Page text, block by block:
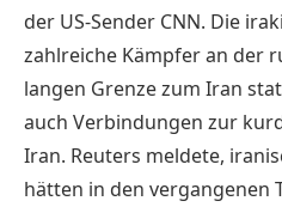
der US-Sender CNN. Die
zahlreiche Kämpfer an der
langen Grenze zum Iran
auch Verbindungen zur
Iran. Reuters meldete,
hätten in den vergangenen